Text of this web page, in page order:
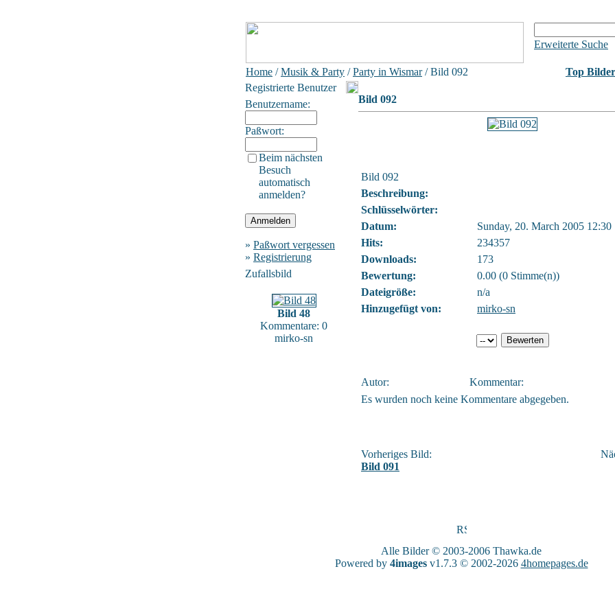
Erweiterte Suche
Home /Musik & Party /Party in Wismar/ Bild 092 Top Bilder
Registrierte Benutzer
Benutzername:
Paßwort:
Beim nächsten
Besuch
automatisch
anmelden?
» Paßwort vergessen
» Registrierung
Zufallsbild
Bild 48
Kommentare: 0
mirko-sn
Bild 092
Bild 092
Beschreibung:
Schlüsselwörter:
Datum:
Sunday, 20. March 2005 12:30
Hits:
234357
Downloads:
173
Bewertung:
0.00 (0 Stimme(n))
Dateigröße:
n/a
Hinzugefügt von:
mirko-sn
Autor:
Kommentar:
Es wurden noch keine Kommentare abgegeben.
Vorheriges Bild:
Bild 091
Alle Bilder © 2003-2006 Thawka.de
Powered by 4imagesv1.7.3 © 2002-2026 4homepages.de